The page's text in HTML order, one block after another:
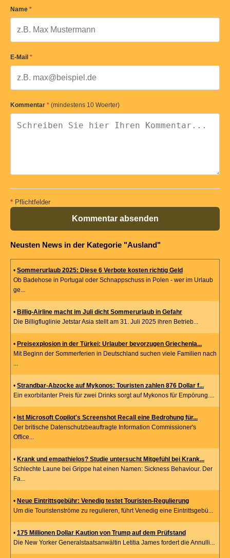
Name *
E-Mail *
Kommentar * (mindestens 10 Woerter)
* Pflichtfelder
Kommentar absenden
Neusten News in der Kategorie "Ausland"
• Sommerurlaub 2025: Diese 6 Verbote kosten richtig Geld
Ob Badehose in Portugal oder Schnappschuss in Polen - wer im Urlaub
ge...
• Billig-Airline macht im Juli dicht Sommerurlaub in Gefahr
Die Billigfluglinie Jetstar Asia stellt am 31. Juli 2025 ihren Betrieb...
• Preisexplosion in der Türkei: Urlauber bevorzugen Griechenla...
Mit Beginn der Sommerferien in Deutschland suchen viele Familien nach
...
• Strandbar-Abzocke auf Mykonos: Touristen zahlen 876 Dollar f...
Ein exorbitanter Preis für zwei Drinks sorgt auf Mykonos für Empörung....
• Ist Microsoft Copilot's Screenshot Recall eine Bedrohung für...
Der britische Datenschutzbeauftragte Information Commissioner's
Office...
• Krank und empathielos? Studie untersucht Mitgefühl bei Krank...
Schlechte Laune bei Grippe hat einen Namen: Sickness Behaviour. Der
Fa...
• Neue Eintrittsgebühr: Venedig testet Touristen-Regulierung
Um die Touristenströme zu regulieren, führt Venedig eine Eintrittsgebü...
• 175 Millionen Dollar Kaution von Trump auf dem Prüfstand
Die New Yorker Generalstaatsanwältin Letitia James fordert die Annulli...